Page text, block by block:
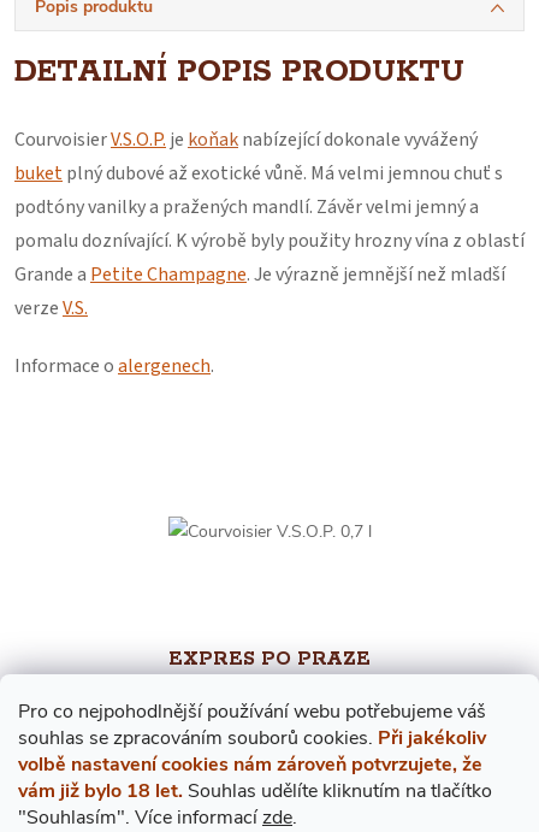
Pro co nejpohodlnější používání webu potřebujeme váš
souhlas se zpracováním souborů cookies. Při jakékoliv
volbě nastavení cookies nám zároveň potvrzujete, že
vám již bylo 18 let. Souhlas udělíte kliknutím na tlačítko
"Souhlasím". Více informacízde.
Popis produktu
DETAILNÍ POPIS PRODUKTU
CourvoisierV.S.O.P. je koňaknabízející dokonale vyvážený
buketplný dubové až exotické vůně. Má velmi jemnou chuť s
podtóny vanilky a pražených mandlí. Závěr velmi jemný a
pomalu doznívající. K výrobě byly použity hrozny vína z oblastí
Grande a Petite Champagne.Je výrazně jemnější než mladší
verzeV.S.
Informace oalergenech.
EXPRES PO PRAZE
V případě objednání do 12. hodiny přivezeme ještě dnes!